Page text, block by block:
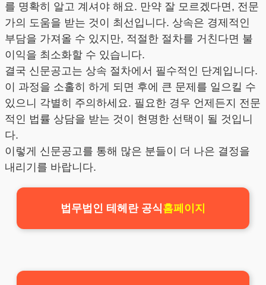
를 명확히 알고 계셔야 해요. 만약 잘 모르겠다면, 전문
가의 도움을 받는 것이 최선입니다. 상속은 경제적인
부담을 가져올 수 있지만, 적절한 절차를 거친다면 불
이익을 최소화할 수 있습니다.
결국 신문공고는 상속 절차에서 필수적인 단계입니다.
이 과정을 소홀히 하게 되면 후에 큰 문제를 일으킬 수
있으니 각별히 주의하세요. 필요한 경우 언제든지 전문
적인 법률 상담을 받는 것이 현명한 선택이 될 것입니
다.
이렇게 신문공고를 통해 많은 분들이 더 나은 결정을
내리기를 바랍니다.
법무법인 테헤란 공식홈페이지